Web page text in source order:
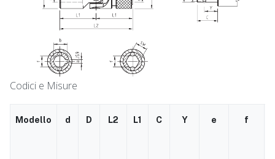
Codici e Misure
Modello d D L2 L1 C Y e
f